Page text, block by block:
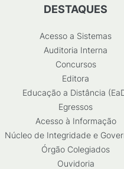
DESTAQUES
Acesso a Sistemas
Auditoria Interna
Concursos
Editora
Educação a Distância
Egressos
Acesso à Informação
Núcleo de Integridade e
Órgão Colegiados
Ouvidoria